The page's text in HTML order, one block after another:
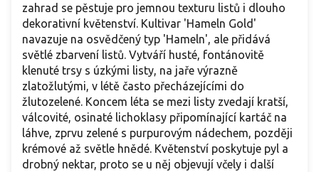
zahrad se pěstuje pro jemnou texturu listů i dlouho
dekorativní květenství. Kultivar 'Hameln Gold'
navazuje na osvědčený typ 'Hameln', ale přidává
světlé zbarvení listů. Vytváří husté, fontánovitě
klenuté trsy s úzkými listy, na jaře výrazně
zlatožlutými, v létě často přecházejícími do
žlutozelené. Koncem léta se mezi listy zvedají kratší,
válcovité, osinaté lichoklasy připomínající kartáč na
láhve, zprvu zelené s purpurovým nádechem, později
krémové až světle hnědé. Květenství poskytuje pyl a
drobný nektar, proto se u něj objevují včely i další